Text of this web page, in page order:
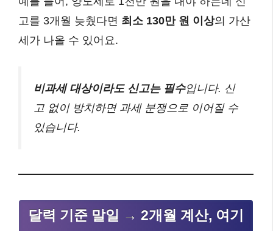
고를 3개월 늦췄다면 최소 130만 원 이상의 가산
세가 나올 수 있어요.
비과세 대상이라도 신고는 필수입니다. 신
고 없이 방치하면 과세 분쟁으로 이어질 수
있습니다.
달력 기준 말일 → 2개월 계산, 여기